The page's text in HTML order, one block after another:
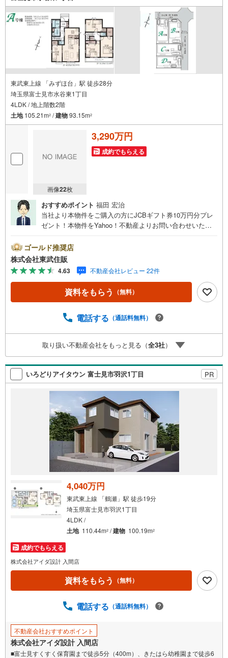
東武東上線 「みずほ台」駅 徒歩28分
埼玉県富士見市水谷東1丁目
4LDK / 地上階数2階
土地105.21m2 /建物93.15m2
画像22枚
3,290万円
成約でもらえる
おすすめポイント 福田 宏治
当社より本物件をご購入の方にJCBギフト券10万円分プレ
ゼント！本物件をYahoo！不動産よりお問い合わせいただ
ンとの併用不可。【営業時間 10:00～18:00】この時間帯
はお電話でのお問い合わせがスムーズです。住み替えをご
希望の方は自社買取保証付売却プランがございます。お気
軽にお問い合わせください。●みずほ台駅徒歩28分●全居室
洋室●住環境良好●都市ガス・本下水◇当社の強みは（1）
リフォーム（当社でも再販事業を行っている為、お客様に
（提携ハウスメーカー7社を保有しておりますので、ご予
に関する不動産情報を豊富に取り揃えております。またリ
フォームの相談も承ります。◇インターネット予約で当日
現地見学が可能です（1）［室内・現地を見学する］をクリ
ック（2）本日～4日以内をご希望の方は「ご要望・ご質問
欄」に希望日時をご記入ください！
ゴールド推奨店
株式会社東武住販
4.63 不動産会社レビュー 22件
資料をもらう （無料）
電話する （通話料無料）
取り扱い不動産会社をもっと見る（全3社）
いろどりアイタウン 富士見市羽沢1丁目 PR
4,040万円
東武東上線 「鶴瀬」駅 徒歩19分
埼玉県富士見市羽沢1丁目
4LDK /
土地 110.44m2 /建物 100.19m2
成約でもらえる
株式会社アイダ設計 入間店
資料をもらう （無料）
電話する （通話料無料）
不動産会社おすすめポイント
株式会社アイダ設計 入間店
■富士見すくすく保育園まで徒歩5分（400m）、きたはら幼稚園まで徒歩6